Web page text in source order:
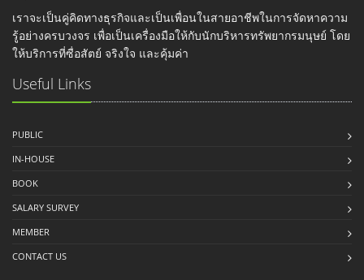
เราจะเป็นคู่คิดทางธุรกิจและเป็นเพื่อนในสายอาชีพในการจัดหาความ
รู้อย่างครบวงจร เพื่อเป็นเครื่องมือให้กับนักบริหารทรัพยากรมนุษย์ โดย
ให้บริการที่ซื่อสัตย์ จริงใจ และคุ้มค่า
Useful Links
PUBLIC
IN-HOUSE
BOOK
SALARY SURVEY
MEMBER
CONTACT US